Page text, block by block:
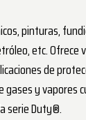
pinturas,
etc. Ofrece
de
gases y vapores
serie Duty®.